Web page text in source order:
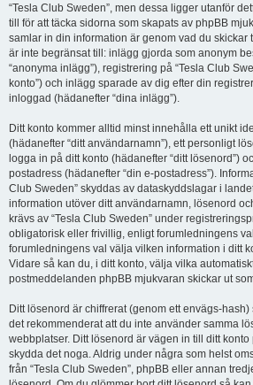
“Tesla Club Sweden”, men dessa ligger utanför
till för att täcka sidorna som skapats av phpBB
samlar in din information är genom vad du skickar
är inte begränsat till: inlägg gjorda som anonym
“anonyma inlägg”), registrering på “Tesla Club
konto”) och inlägg sparade av dig efter din
inloggad (hädanefter “dina inlägg”).
Ditt konto kommer alltid minst innehålla ett unikt
(hädanefter “ditt användarnamn”), ett personligt
logga in på ditt konto (hädanefter “ditt lösenord”)
postadress (hädanefter “din e-postadress”).
Club Sweden” skyddas av dataskyddslagar i
information utöver ditt användarnamn, lösenord
krävs av “Tesla Club Sweden” under
obligatorisk eller frivillig, enligt forumledningens
forumledningens val välja vilken information i ditt
Vidare så kan du, i ditt konto, välja vilka
postmeddelanden phpBB mjukvaran skickar ut
Ditt lösenord är chiffrerat (genom ett envägs-
det rekommenderat att du inte använder samma
webbplatser. Ditt lösenord är vägen in till ditt konto
skydda det noga. Aldrig under några som helst
från “Tesla Club Sweden”, phpBB eller annan